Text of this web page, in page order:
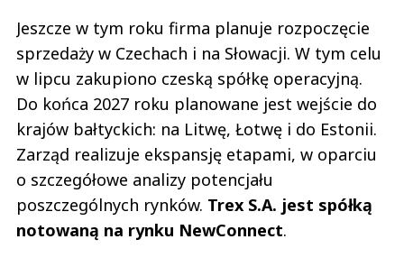
Jeszcze w tym roku firma planuje rozpoczęcie
sprzedaży w Czechach i na Słowacji. W tym celu
w lipcu zakupiono czeską spółkę operacyjną.
Do końca 2027 roku planowane jest wejście do
krajów bałtyckich: na Litwę, Łotwę i do Estonii.
Zarząd realizuje ekspansję etapami, w oparciu
o szczegółowe analizy potencjału
poszczególnych rynków. Trex S.A. jest spółką
notowaną na rynku NewConnect.